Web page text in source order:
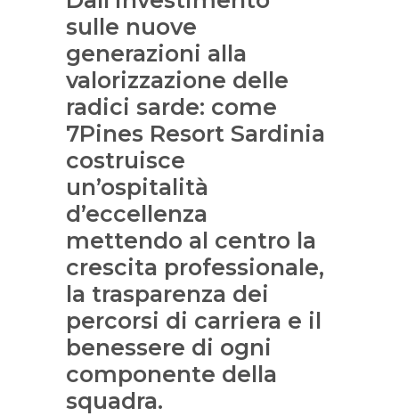
sulle nuove
generazioni alla
valorizzazione delle
radici sarde: come
7Pines Resort Sardinia
costruisce
un’ospitalità
d’eccellenza
mettendo al centro la
crescita professionale,
la trasparenza dei
percorsi di carriera e il
benessere di ogni
componente della
squadra.